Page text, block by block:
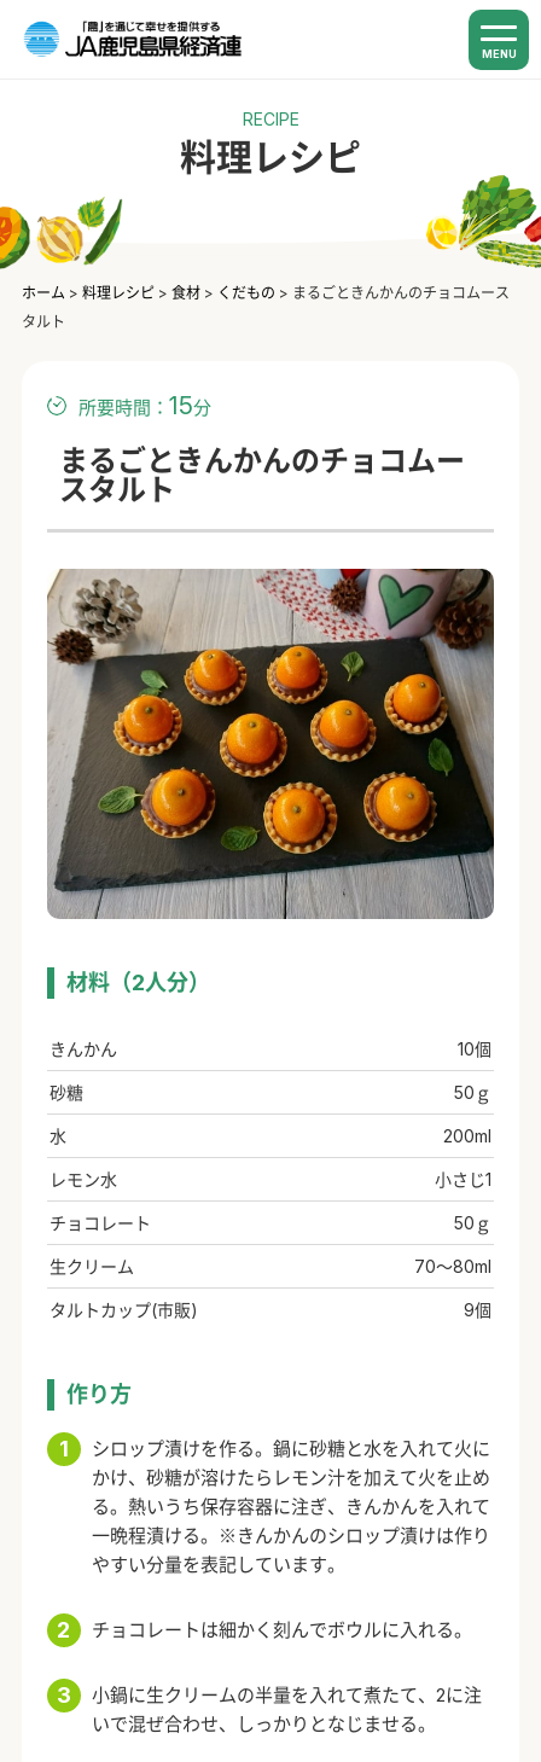
MENU
RECIPE
料理レシピ
ホーム > 料理レシピ> 食材> くだもの > まるごときんかんのチョコムース
タルト
所要時間： 15分
まるごときんかんのチョコムー
スタルト
材料（2人分）
きんかん 10個
砂糖 50ｇ
水 200ml
レモン水 小さじ1
チョコレート 50ｇ
生クリーム 70～80ml
タルトカップ(市販) 9個
作り方
シロップ漬けを作る。鍋に砂糖と水を入れて火に
かけ、砂糖が溶けたらレモン汁を加えて火を止め
る。熱いうち保存容器に注ぎ、きんかんを入れて
一晩程漬ける。※きんかんのシロップ漬けは作り
やすい分量を表記しています。
チョコレートは細かく刻んでボウルに入れる。
小鍋に生クリームの半量を入れて煮たて、2に注
いで混ぜ合わせ、しっかりとなじませる。